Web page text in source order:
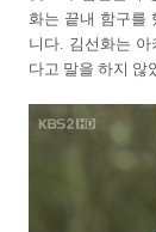
화는 끝내 함구를
니다. 김선화는
다고 말을 하지 않